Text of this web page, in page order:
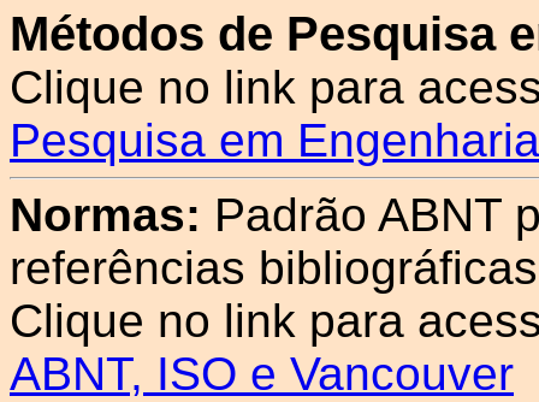
Métodos de Pesquisa
Clique no link para
Pesquisa em
Normas: Padrão ABNT
referências bibliográficas
Clique no link para
ABNT, ISO e Vancouver